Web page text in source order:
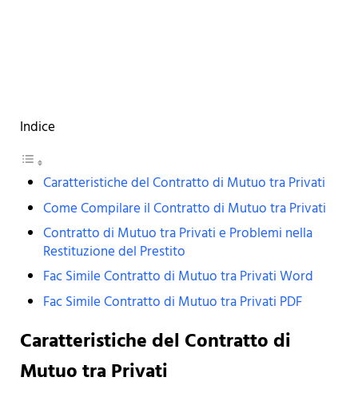
Indice
Caratteristiche del Contratto di Mutuo tra Privati
Come Compilare il Contratto di Mutuo tra Privati
Contratto di Mutuo tra Privati e Problemi nella
Restituzione del Prestito
Fac Simile Contratto di Mutuo tra Privati Word
Fac Simile Contratto di Mutuo tra Privati PDF
Caratteristiche del Contratto di
Mutuo tra Privati